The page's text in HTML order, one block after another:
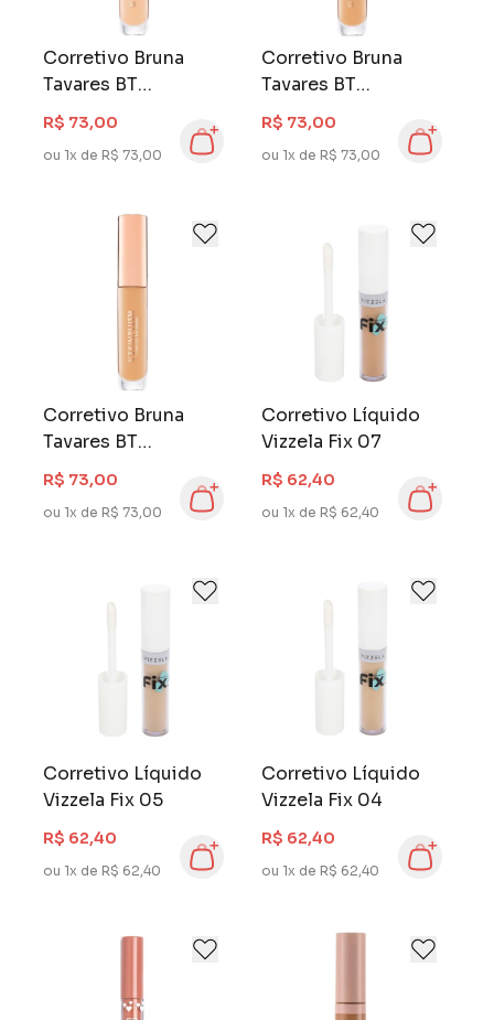
Corretivo Bruna
Tavares BT
Skinplush L1020
R$ 73,00
ou 1x de R$ 73,00
Corretivo Bruna
Tavares BT
Skinplush L3040
R$ 73,00
ou 1x de R$ 73,00
Corretivo Bruna
Tavares BT
Skinplush M1020
R$ 73,00
ou 1x de R$ 73,00
Corretivo Líquido
Vizzela Fix 07
R$ 62,40
ou 1x de R$ 62,40
Corretivo Líquido
Vizzela Fix 05
R$ 62,40
ou 1x de R$ 62,40
Corretivo Líquido
Vizzela Fix 04
R$ 62,40
ou 1x de R$ 62,40